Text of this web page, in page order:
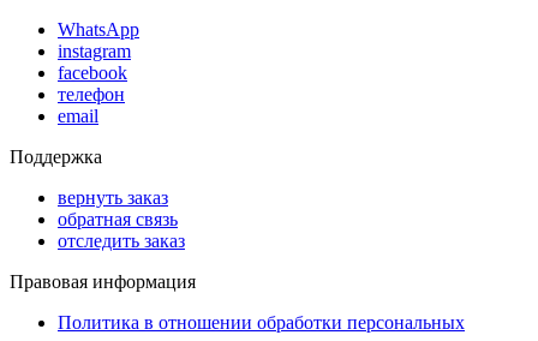
WhatsApp
instagram
facebook
телефон
email
Поддержка
вернуть заказ
обратная связь
отследить заказ
Правовая информация
Политика в отношении обработки персональных